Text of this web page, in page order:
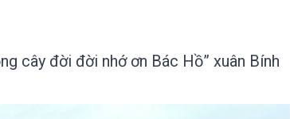
cây đời đời nhớ ơn Bác Hồ” xuân Bính